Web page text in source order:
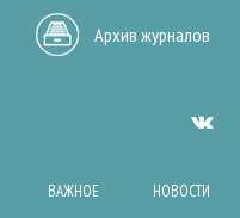
Архив журналов
ВАЖНОЕ НОВОСТИ